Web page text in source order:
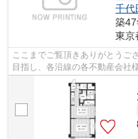
千代
築
東京
ここまでご覧頂きありがとうご
目指し、各沿線の各不動産会社
様へ提供しております！最新の情